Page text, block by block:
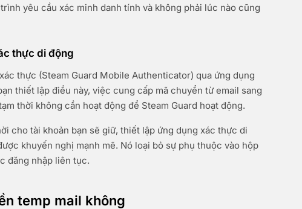
yêu cầu xác minh danh tính và không phải lúc nào cũng
thực di động
thực (Steam Guard Mobile Authenticator) qua ứng dụng
thiết lập điều này, việc cung cấp mã chuyển từ email sang
thời không cần hoạt động để Steam Guard hoạt động.
cho tài khoản bạn sẽ giữ, thiết lập ứng dụng xác thực di
khuyến nghị mạnh mẽ. Nó loại bỏ sự phụ thuộc vào hộp
đăng nhập liên tục.
temp mail không